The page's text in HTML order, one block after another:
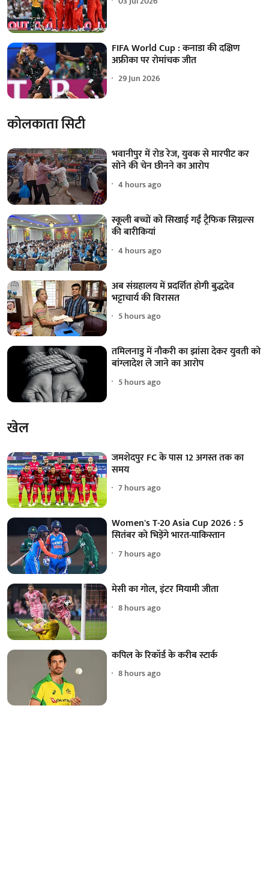
FIFA World Cup : कनाडा की दक्षिण
अफ्रीका पर रोमांचक जीत
29 Jun 2026
कोलकाता सिटी
भवानीपुर में रोड रेज, युवक से मारपीट कर
सोने की चेन छीनने का आरोप
4 hours ago
स्कूली बच्चों को सिखाई गईं ट्रैफिक सिग्नल्स
की बारीकियां
4 hours ago
अब संग्रहालय में प्रदर्शित होगी बुद्धदेव
भट्टाचार्य की विरासत
5 hours ago
तमिलनाडु में नौकरी का झांसा देकर युवती को
बांग्लादेश ले जाने का आरोप
5 hours ago
खेल
जमशेदपुर FC के पास 12 अगस्त तक का
समय
7 hours ago
Women's T-20 Asia Cup 2026 : 5
सितंबर को भिड़ेंगे भारत-पाकिस्तान
7 hours ago
मेसी का गोल, इंटर मियामी जीता
8 hours ago
कपिल के रिकॉर्ड के करीब स्टार्क
8 hours ago